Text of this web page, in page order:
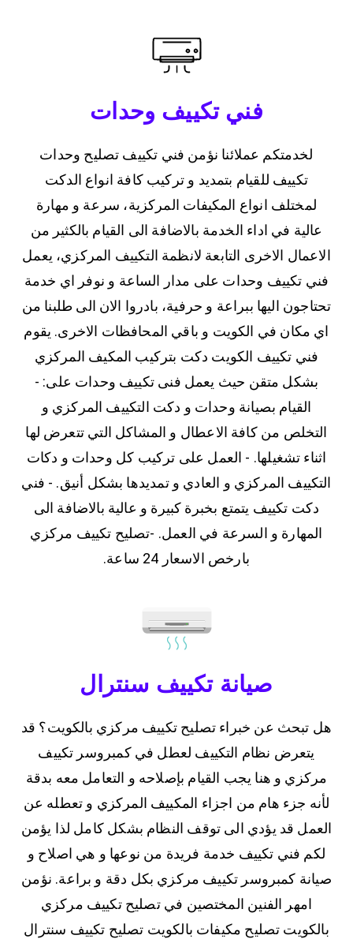
فني تكييف وحدات
لخدمتكم عملائنا نؤمن فني تكييف تصليح وحدات
تكييف للقيام بتمديد و تركيب كافة انواع الدكت
لمختلف انواع المكيفات المركزية، سرعة و مهارة
عالية في اداء الخدمة بالاضافة الى القيام بالكثير من
الاعمال الاخرى التابعة لانظمة التكييف المركزي، يعمل
فني تكييف وحدات على مدار الساعة و نوفر اي خدمة
تحتاجون اليها ببراعة و حرفية، بادروا الان الى طلبنا من
اي مكان في الكويت و باقي المحافظات الاخرى. يقوم
فني تكييف الكويت دكت بتركيب المكيف المركزي
بشكل متقن حيث يعمل فنى تكييف وحدات على: -
القيام بصيانة وحدات و دكت التكييف المركزي و
التخلص من كافة الاعطال و المشاكل التي تتعرض لها
اثناء تشغيلها. - العمل على تركيب كل وحدات و دكات
التكييف المركزي و العادي و تمديدها بشكل أنيق. - فني
دكت تكييف يتمتع بخبرة كبيرة و عالية بالاضافة الى
المهارة و السرعة في العمل. -تصليح تكييف مركزي
بارخص الاسعار 24 ساعة.
صيانة تكييف سنترال
هل تبحث عن خبراء تصليح تكييف مركزي بالكويت؟ قد
يتعرض نظام التكييف لعطل في كمبروسر تكييف
مركزي و هنا يجب القيام بإصلاحه و التعامل معه بدقة
لأنه جزء هام من اجزاء المكييف المركزي و تعطله عن
العمل قد يؤدي الى توقف النظام بشكل كامل لذا يؤمن
لكم فني تكييف خدمة فريدة من نوعها و هي اصلاح و
صيانة كمبروسر تكييف مركزي بكل دقة و براعة. نؤمن
امهر الفنين المختصين في تصليح تكييف مركزي
بالكويت تصليح مكيفات بالكويت تصليح تكييف سنترال